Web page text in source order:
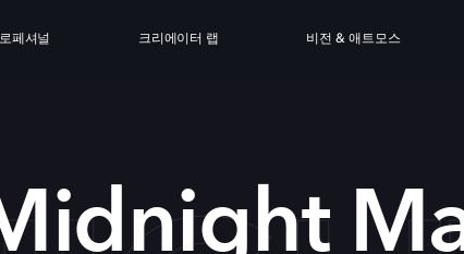
페셔널 크리에이터 랩 비전 & 애트모스